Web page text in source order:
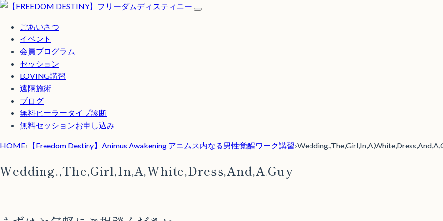
ごあいさつ
イベント
会員プログラム
セッション
LOVING講習
遠隔施術
ブログ
無料ヒーラータイプ診断
無料セッションお申し込み
HOME› 【Freedom Destiny】Animus Awakening アニムス内なる男性覚醒ワーク講習›
Wedding.,The,Girl,In,A,White,Dress,And,A,Guy